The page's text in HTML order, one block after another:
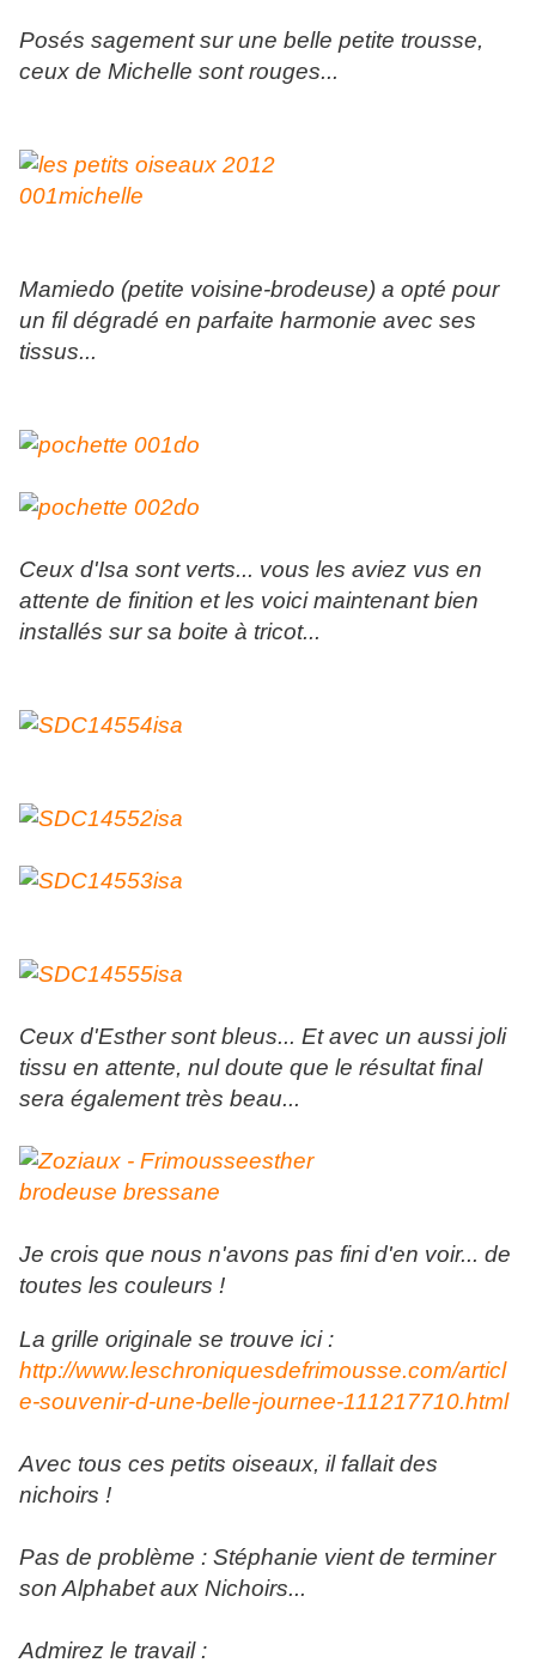
Posés sagement sur une belle petite trousse,
ceux de Michelle sont rouges...
Mamiedo (petite voisine-brodeuse) a opté pour
un fil dégradé en parfaite harmonie avec ses
tissus...
Ceux d'Isa sont verts... vous les aviez vus en
attente de finition et les voici maintenant bien
installés sur sa boite à tricot...
Ceux d'Esther sont bleus... Et avec un aussi joli
tissu en attente, nul doute que le résultat final
sera également très beau...
Je crois que nous n'avons pas fini d'en voir... de
toutes les couleurs !
La grille originale se trouve ici :
http://www.leschroniquesdefrimousse.com/articl
e-souvenir-d-une-belle-journee-111217710.html
Avec tous ces petits oiseaux, il fallait des
nichoirs !
Pas de problème : Stéphanie vient de terminer
son Alphabet aux Nichoirs...
Admirez le travail :